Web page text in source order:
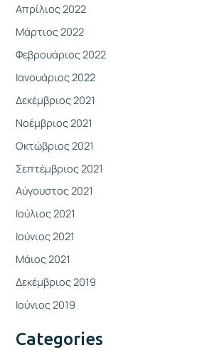
Απρίλιος 2022
Μάρτιος 2022
Φεβρουάριος 2022
Ιανουάριος 2022
Δεκέμβριος 2021
Νοέμβριος 2021
Οκτώβριος 2021
Σεπτέμβριος 2021
Αύγουστος 2021
Ιούλιος 2021
Ιούνιος 2021
Μάιος 2021
Δεκέμβριος 2019
Ιούνιος 2019
Categories